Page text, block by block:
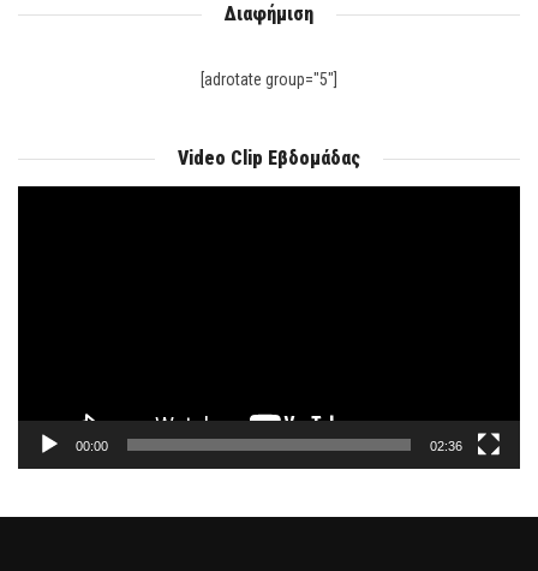
Διαφήμιση
[adrotate group="5"]
Video Clip Εβδομάδας
00:00 02:36